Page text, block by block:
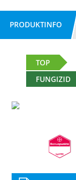
PRODUKTINFO
TOP
FUNGIZID